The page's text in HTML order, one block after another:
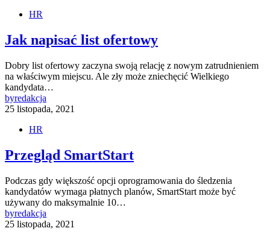
HR
Jak napisać list ofertowy
Dobry list ofertowy zaczyna swoją relację z nowym zatrudnieniem
na właściwym miejscu. Ale zły może zniechęcić Wielkiego
kandydata…
byredakcja
25 listopada, 2021
HR
Przegląd SmartStart
Podczas gdy większość opcji oprogramowania do śledzenia
kandydatów wymaga płatnych planów, SmartStart może być
używany do maksymalnie 10…
byredakcja
25 listopada, 2021